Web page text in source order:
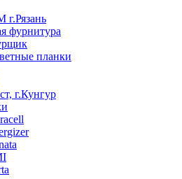
фурнитура
планки
г.Кунгур